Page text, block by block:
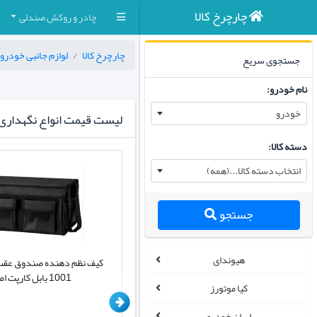
چادر و روکش صندلی چارچرخ کالا
جستجوی سریع
نام خودرو:
خودرو
دسته کالا:
انتخاب دسته کالا...(همه)
جستجو
هیوندای
کیا موتورز
چارچرخ کالا لوازم جانبی خودرو
لیست قیمت انواع
کیف نظم دهنده صندوق
1001 بابل کارپت اصل
آفتابگیر شیشه جلو خودرو مدل چتری